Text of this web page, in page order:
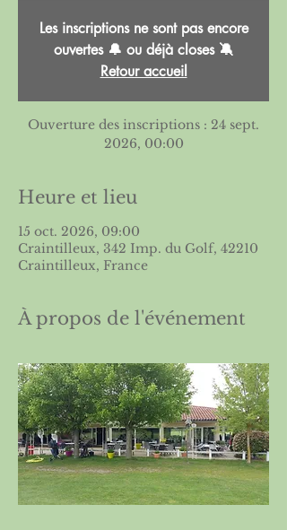
Les inscriptions ne sont pas encore
ouvertes 🔔 ou déjà closes 🔕
Retour accueil
Ouverture des inscriptions : 24 sept.
2026, 00:00
Heure et lieu
15 oct. 2026, 09:00
Craintilleux, 342 Imp. du Golf, 42210
Craintilleux, France
À propos de l'événement